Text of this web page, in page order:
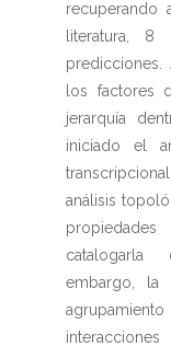
recuperando
literatura,
los factores
jerarquía
iniciado el
análisis
catalogarla
embargo,